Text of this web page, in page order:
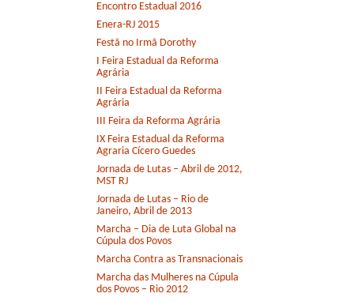
Encontro Estadual 2016
Enera-RJ 2015
Festã no Irmã Dorothy
I Feira Estadual da Reforma
Agrária
II Feira Estadual da Reforma
Agrária
III Feira da Reforma Agrária
IX Feira Estadual da Reforma
Agraria Cícero Guedes
Jornada de Lutas – Abril de 2012,
MST RJ
Jornada de Lutas – Rio de
Janeiro, Abril de 2013
Marcha – Dia de Luta Global na
Cúpula dos Povos
Marcha Contra as Transnacionais
Marcha das Mulheres na Cúpula
dos Povos – Rio 2012